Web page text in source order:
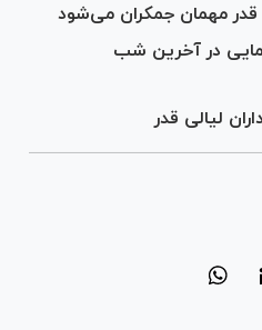
مهمان جمکران می‌شود
در آخرین شب
لیالی قدر